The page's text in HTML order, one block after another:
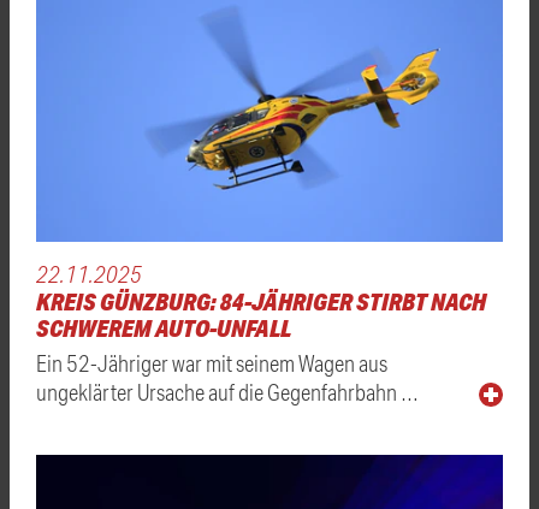
22.11.2025
KREIS GÜNZBURG: 84-JÄHRIGER STIRBT NACH
SCHWEREM AUTO-UNFALL
Ein 52-Jähriger war mit seinem Wagen aus
ungeklärter Ursache auf die Gegenfahrbahn …